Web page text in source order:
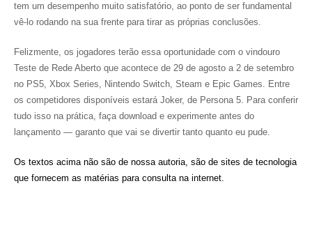
tem um desempenho muito satisfatório, ao ponto de ser fundamental
vê-lo rodando na sua frente para tirar as próprias conclusões.
Felizmente, os jogadores terão essa oportunidade com o vindouro
Teste de Rede Aberto que acontece de 29 de agosto a 2 de setembro
no PS5, Xbox Series, Nintendo Switch, Steam e Epic Games. Entre
os competidores disponíveis estará Joker, de Persona 5. Para conferir
tudo isso na prática, faça download e experimente antes do
lançamento — garanto que vai se divertir tanto quanto eu pude.
Os textos acima não são de nossa autoria, são de sites de tecnologia
que fornecem as matérias para consulta na internet.